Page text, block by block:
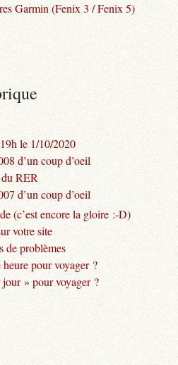
Garmin (Fenix 3 / Fenix 5)
le 1/10/2020
d’un coup d’oeil
RER
d’un coup d’oeil
(c’est encore la gloire :-D)
votre site
de problèmes
pour voyager ?
» pour voyager ?